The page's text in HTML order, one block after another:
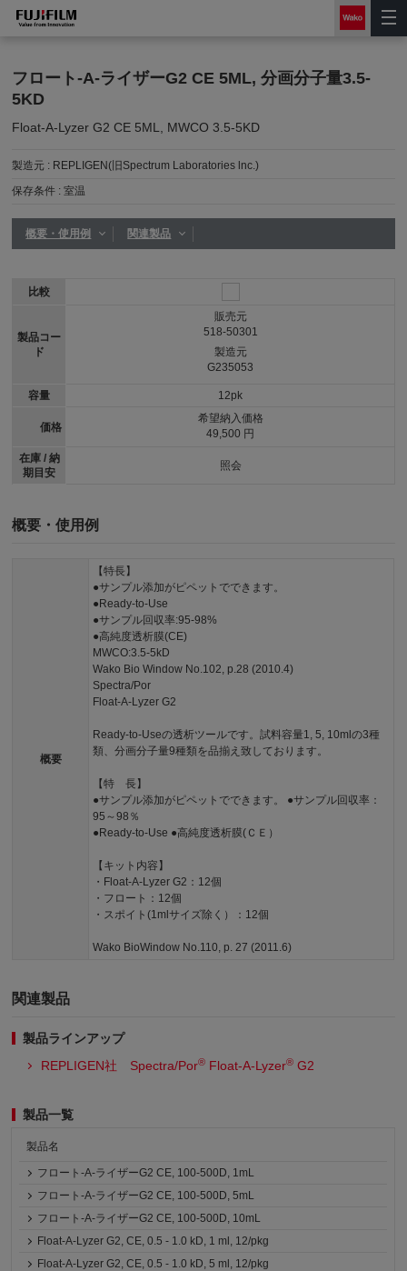
フロート-A-ライザーG2 CE 5ML, 分画分子量3.5-
5KD
Float-A-Lyzer G2 CE 5ML, MWCO 3.5-5KD
製造元 : REPLIGEN(旧Spectrum Laboratories lnc.)
保存条件 :室温
概要・使用例 関連製品
比較
製品コー
ド
容量
価格
在庫 / 納
期目安
販売元
518-50301
製造元
G235053
12pk
希望納入価格
49,500 円
照会
概要・使用例
概要
【特長】
●サンプル添加がピペットでできます。
●Ready-to-Use
●サンプル回収率:95-98%
●高純度透析膜(CE)
MWCO:3.5-5kD
Wako Bio Window No.102, p.28 (2010.4)
Spectra/Por
Float-A-Lyzer G2
Ready-to-Useの透析ツールです。試料容量1, 5, 10mlの3種
類、分画分子量9種類を品揃え致しております。
【特 長】
●サンプル添加がピペットでできます。 ●サンプル回収率：
95～98％
●Ready-to-Use ●高純度透析膜(ＣＥ）
【キット内容】
・Float-A-Lyzer G2：12個
・フロート：12個
・スポイト(1mlサイズ除く）：12個
Wako BioWindow No.110, p. 27 (2011.6)
関連製品
製品ラインアップ
REPLIGEN社 Spectra/Por® Float-A-Lyzer® G2
製品一覧
製品名
フロート-A-ライザーG2 CE, 100-500D, 1mL
フロート-A-ライザーG2 CE, 100-500D, 5mL
フロート-A-ライザーG2 CE, 100-500D, 10mL
Float-A-Lyzer G2, CE, 0.5 - 1.0 kD, 1 ml, 12/pkg
Float-A-Lyzer G2, CE, 0.5 - 1.0 kD, 5 ml, 12/pkg